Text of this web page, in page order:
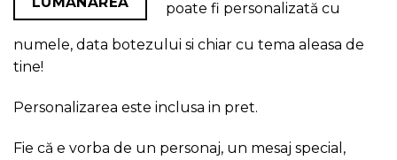
poate fi personalizată cu
numele, data botezului si chiar cu tema aleasa de
tine!
Personalizarea este inclusa in pret.
Fie că e vorba de un personaj, un mesaj special,